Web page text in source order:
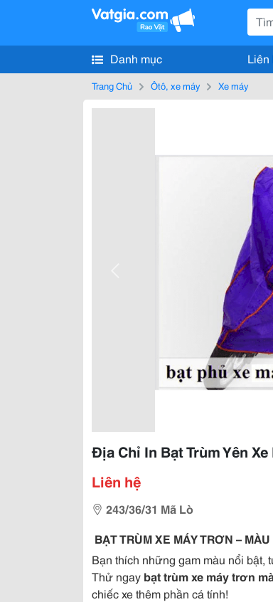
Danh mục Liên
Trang Chủ Ôtô, xe máy Xe máy
Địa Chỉ In Bạt Trùm Yên
Liên hệ
243/36/31 Mã Lò
BẠT TRÙM XE MÁY TRƠN –
Bạn thích những gam màu nổi bật,
Thử ngay bạt trùm xe máy trơn
chiếc xe thêm phần cá tính!